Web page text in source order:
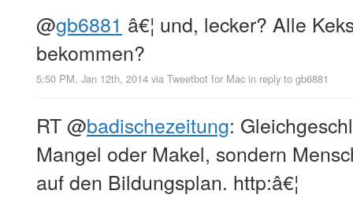
@gb6881 â€¦ und, lecker? Alle
bekommen?
5:50 PM, Jan 12th, 2014 via Tweetbot for Mac in reply to gb6881
RT@badischezeitung:
Mangel oder Makel, sondern
auf den Bildungsplan. http:â€¦